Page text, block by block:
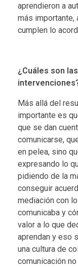
aprendieron a
más importante,
cumplen lo
¿Cuáles son
Más allá del
importante es
que se dan
comunicarse,
en pelea, sino
expresando lo
pidiendo de la
conseguir
mediación con
comunicaba y
valor a lo que
aprendan y eso
una cultura de
comunicación